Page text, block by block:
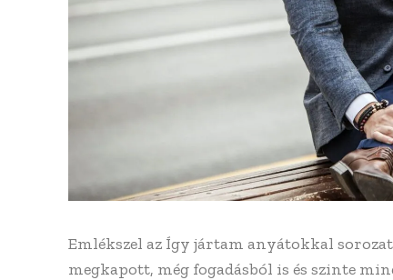
Emlékszel az Így jártam anyátokkal
megkapott, még fogadásból is és szinte